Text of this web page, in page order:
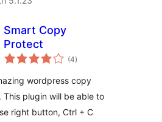
Smart Copy
Protect
(4total
ratings
)
wordpress copy
plugin will be able to
right button, Ctrl + C